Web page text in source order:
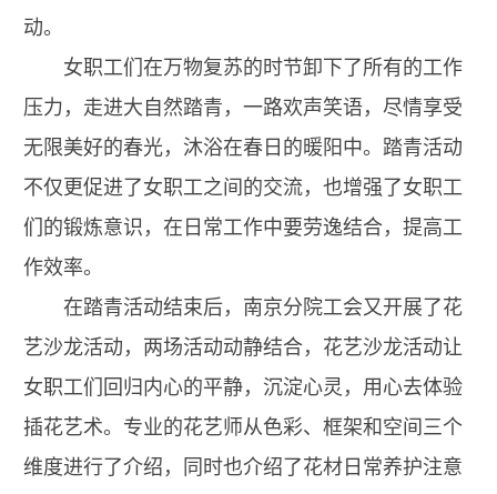
动。
女职工们在万物复苏的时节卸下了所有的工作
压力，走进大自然踏青，一路欢声笑语，尽情享受
无限美好的春光，沐浴在春日的暖阳中。踏青活动
不仅更促进了女职工之间的交流，也增强了女职工
们的锻炼意识，在日常工作中要劳逸结合，提高工
作效率。
在踏青活动结束后，南京分院工会又开展了花
艺沙龙活动，两场活动动静结合，花艺沙龙活动让
女职工们回归内心的平静，沉淀心灵，用心去体验
插花艺术。专业的花艺师从色彩、框架和空间三个
维度进行了介绍，同时也介绍了花材日常养护注意